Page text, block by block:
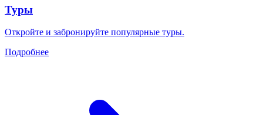
Туры
Откройте и забронируйте популярные туры.
Подробнее